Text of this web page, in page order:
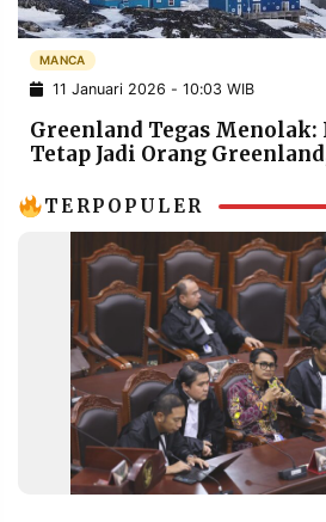
INFORMASI
IKLAN
KIRIM
PENGADUAN TERM
SERVICE
IKUTI
MANCA
11 Januari 2026 - 10:03 WIB
Greenland Tegas
Tetap Jadi Orang
TERPOPULER